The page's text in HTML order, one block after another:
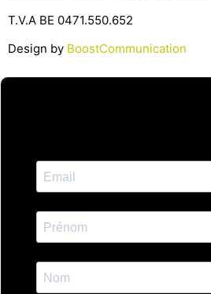
T.V.A BE 0471.550.652
Design by BoostCommunication